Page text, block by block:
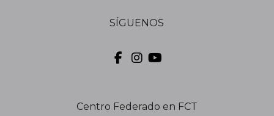
SÍGUENOS
Centro Federado en FCT